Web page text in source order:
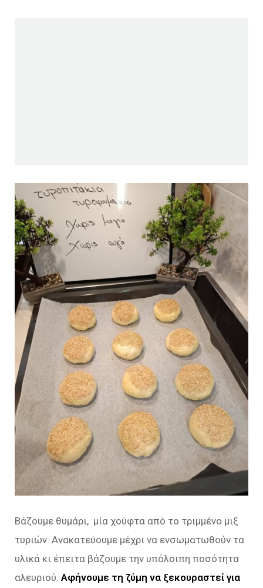
Βάζουμε θυμάρι, μία χούφτα από το τριμμένο μιξ
τυριών. Ανακατεύουμε μέχρι να ενσωματωθούν τα
υλικά κι έπειτα βάζουμε την υπόλοιπη ποσότητα
αλευριού. Αφήνουμε τη ζύμη να ξεκουραστεί για